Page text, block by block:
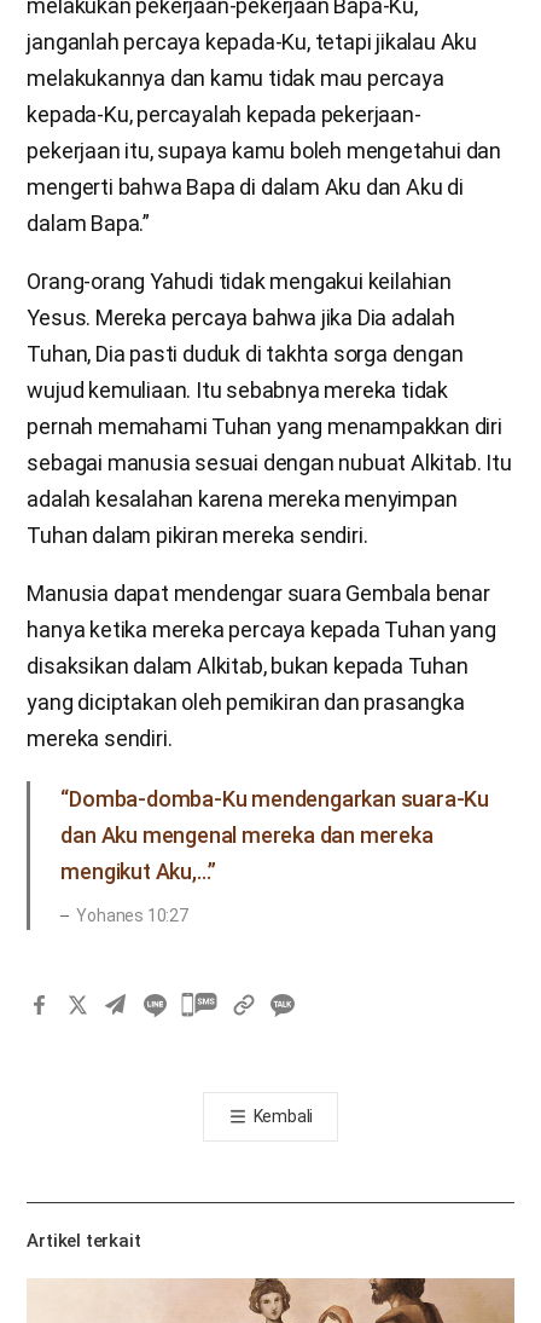
janganlah percaya kepada-Ku, tetapi jikalau Aku
melakukannya dan kamu tidak mau percaya
kepada-Ku, percayalah kepada pekerjaan-
pekerjaan itu, supaya kamu boleh mengetahui dan
mengerti bahwa Bapa di dalam Aku dan Aku di
dalam Bapa.”
Orang-orang Yahudi tidak mengakui keilahian
Yesus. Mereka percaya bahwa jika Dia adalah
Tuhan, Dia pasti duduk di takhta sorga dengan
wujud kemuliaan. Itu sebabnya mereka tidak
pernah memahami Tuhan yang menampakkan diri
sebagai manusia sesuai dengan nubuat Alkitab. Itu
adalah kesalahan karena mereka menyimpan
Tuhan dalam pikiran mereka sendiri.
Manusia dapat mendengar suara Gembala benar
hanya ketika mereka percaya kepada Tuhan yang
disaksikan dalam Alkitab, bukan kepada Tuhan
yang diciptakan oleh pemikiran dan prasangka
mereka sendiri.
“Domba-domba-Ku mendengarkan suara-Ku
dan Aku mengenal mereka dan mereka
mengikut Aku,…”
Yohanes 10:27
카
톡
공
기
Kembali
Artikel terkait